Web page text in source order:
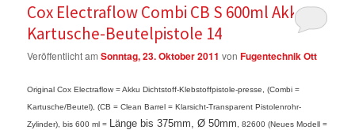
Cox Electraflow Combi CB S 600ml Akku
Kartusche-Beutelpistole 14
Veröffentlicht amSonntag, 23. Oktober 2011 vonFugentechnik Ott
Original Cox Electraflow = Akku Dichtstoff-Klebstoffpistole-presse, (Combi =
Kartusche/Beutel), (CB = Clean Barrel = Klarsicht-Transparent Pistolenrohr-
Zylinder), bis 600 ml =
Länge bis 375mm, Ø 50mm , 82600 (Neues Modell =